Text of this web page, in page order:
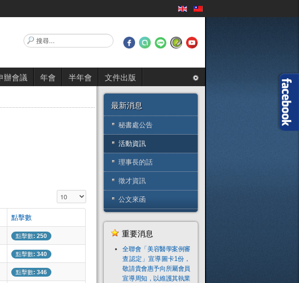
搜
尋...
辦會議 年會 半年會 文件出版
顯示數目
點擊數
點擊數: 250
點擊數: 340
點擊數: 346
最新消息
秘書處公告
活動資訊
理事長的話
徵才資訊
公文來函
重要消息
全聯會「​美容醫學案例審
查認定」宣導圖卡1份，
敬請貴會惠予向所屬會員
宣導周知，以維護其執業